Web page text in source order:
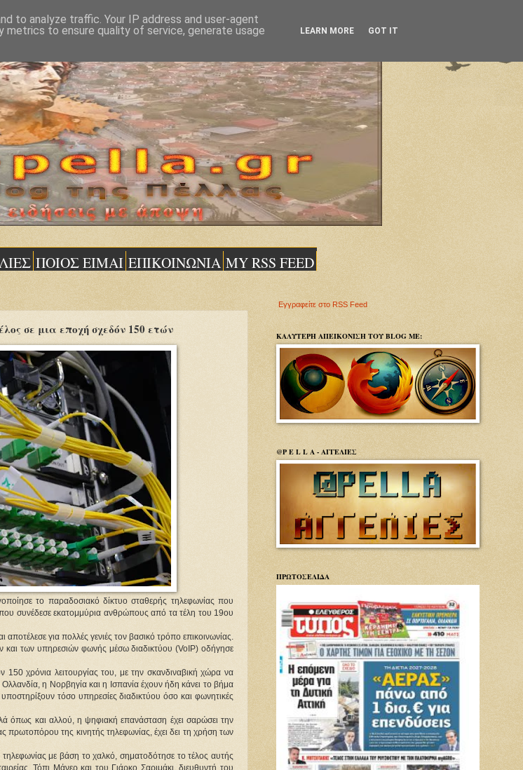
ΠΟΙΟΣ ΕΙΜΑΙ ΕΠΙΚΟΙΝΩΝΙΑ MY RSS FEED
σε μια εποχή σχεδόν 150 ετών
το παραδοσιακό δίκτυο σταθερής τηλεφωνίας που
συνέδεσε εκατομμύρια ανθρώπους από τα τέλη του 19ου
για πολλές γενιές τον βασικό τρόπο επικοινωνίας.
και των υπηρεσιών φωνής μέσω διαδικτύου (VoIP) οδήγησε
χρόνια λειτουργίας του, με την σκανδιναβική χώρα να
η Νορβηγία και η Ισπανία έχουν ήδη κάνει το βήμα
τόσο υπηρεσίες διαδικτύου όσο και φωνητικές
όπως και αλλού, η ψηφιακή επανάσταση έχει σαρώσει την
πρωτοπόρου της κινητής τηλεφωνίας, έχει δει τη χρήση των
με βάση το χαλκό, σηματοδότησε το τέλος αυτής
Τόπι Μάνερ και του Γιάρκο Σαριμάκι, διευθυντή του
Εγγραφείτε στο RSS Feed
ΚΑΛΥΤΕΡΗ ΑΠΕΙΚΟΝΙΣΗ ΤΟΥ BLOG ΜΕ:
@P E L L A - ΑΓΓΕΛΙΕΣ
ΠΡΩΤΟΣΕΛΙΔΑ
to analyze traffic. Your IP address and user-agent
metrics to ensure quality of service, generate usage
LEARN MORE GOT IT